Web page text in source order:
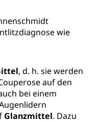
wie
, d. h. sie werden
auf den
bei einem
Glanzmittel. Dazu